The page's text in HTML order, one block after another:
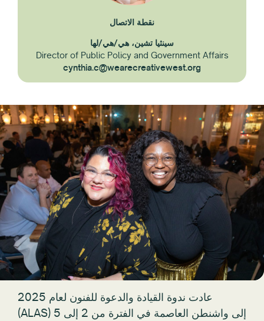
نقطة الاتصال
سينثيا تشين، هي/هي/لها
Director of Public Policy and Government Affairs
cynthia.c@wearecreativewest.org
عادت ندوة القيادة والدعوة للفنون لعام 2025
(ALAS) إلى واشنطن العاصمة في الفترة من 2 إلى 5